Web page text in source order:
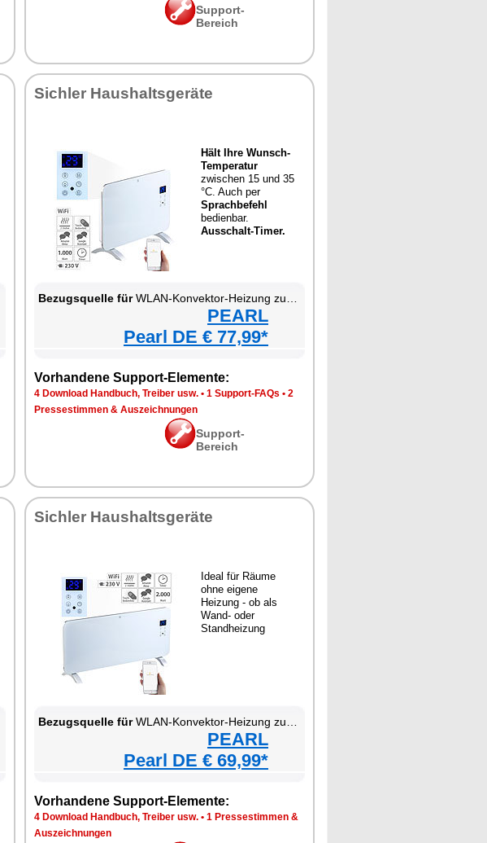
Support-
Bereich
Sichler Haushaltsgeräte
Hält Ihre Wunsch-
Temperatur
zwischen 15 und 35
°C. Auch per
Sprachbefehl
bedienbar.
Ausschalt-Timer.
Bezugsquelle fürWLAN-Konvektor-Heizung zur Wand- und Standmontage
PEARL
Pearl DE € 77,99*
Vorhandene Support-Elemente:
4 Download Handbuch, Treiber usw. • 1 Support-FAQs • 2
Pressestimmen & Auszeichnungen
Support-
Bereich
Sichler Haushaltsgeräte
Ideal für Räume
ohne eigene
Heizung - ob als
Wand- oder
Standheizung
Bezugsquelle fürWLAN-Konvektor-Heizung zur Wand- und Standmontage
PEARL
Pearl DE € 69,99*
Vorhandene Support-Elemente:
4 Download Handbuch, Treiber usw. • 1 Pressestimmen &
Auszeichnungen